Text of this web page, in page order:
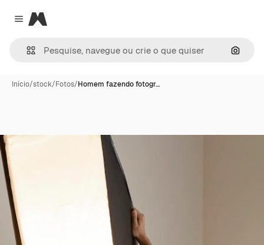
Close menu
Magnific
Início/stock/Fotos/Homem fazendo fotogr…